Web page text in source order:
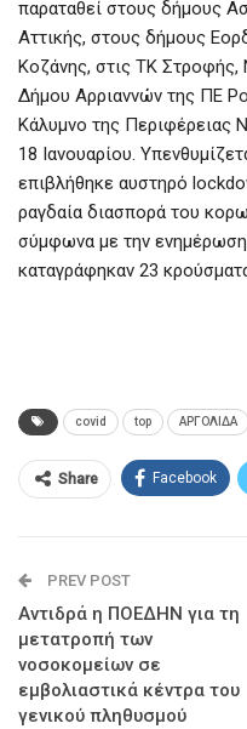
παραταθεί στους δήμους
Αττικής, στους δήμους
Κοζάνης, στις ΤΚ Στροφής,
Δήμου Αρριαννών της ΠΕ
Κάλυμνο της Περιφέρειας
18 Ιανουαρίου.
επιβλήθηκε αυστηρό
ραγδαία διασπορά του
σύμφωνα με την
καταγράφηκαν 23
covid top ΑΡΓΟΛΙΔΑ
Share Facebook
PREV POST
Αντιδρά η ΠΟΕΔΗΝ για τη
μετατροπή των
νοσοκομείων σε
εμβολιαστικά κέντρα του
γενικού πληθυσμού